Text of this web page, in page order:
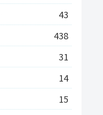
43
438
31
14
15